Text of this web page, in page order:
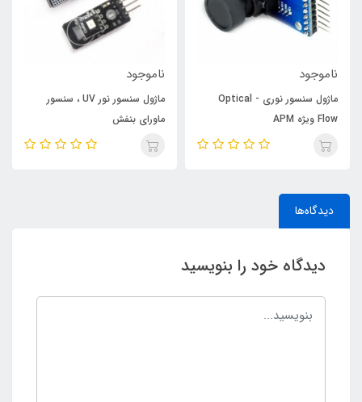
ناموجود
ماژول سنسور نوری - Optical
Flow ویژه APM
ناموجود
ماژول سنسور نور UV ، سنسور
ماورای بنفش
دیدگاه‌ها
دیدگاه خود را بنویسید